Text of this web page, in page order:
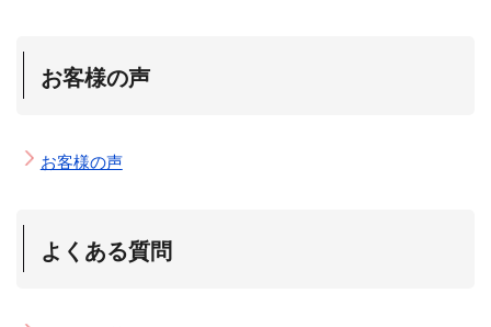
お客様の声
お客様の声
よくある質問